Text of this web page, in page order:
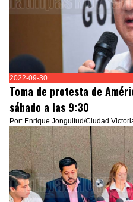
2022-09-30
Toma de protesta de
sábado a las 9:30
Por: Enrique Jonguitud/Ciudad